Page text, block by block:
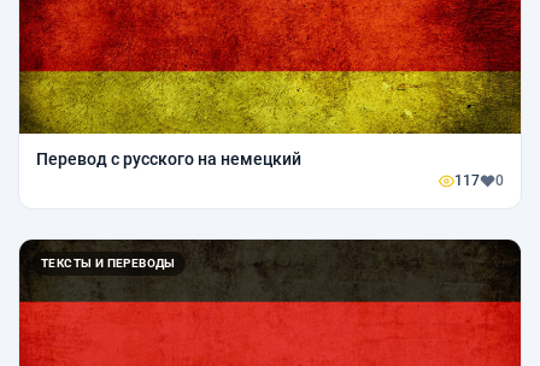
Перевод с русского на немецкий
117 0
ТЕКСТЫ И ПЕРЕВОДЫ